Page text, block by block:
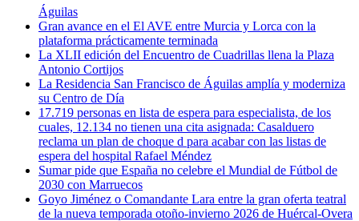
Águilas
Gran avance en el El AVE entre Murcia y Lorca con la
plataforma prácticamente terminada
La XLII edición del Encuentro de Cuadrillas llena la Plaza
Antonio Cortijos
La Residencia San Francisco de Águilas amplía y moderniza
su Centro de Día
17.719 personas en lista de espera para especialista, de los
cuales, 12.134 no tienen una cita asignada: Casalduero
reclama un plan de choque d para acabar con las listas de
espera del hospital Rafael Méndez
Sumar pide que España no celebre el Mundial de Fútbol de
2030 con Marruecos
Goyo Jiménez o Comandante Lara entre la gran oferta teatral
de la nueva temporada otoño-invierno 2026 de Huércal-Overa